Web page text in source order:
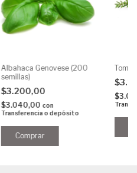
Albahaca Genovese (200
semillas)
$3.200,00
$3.040,00 con
Transferencia o depósito